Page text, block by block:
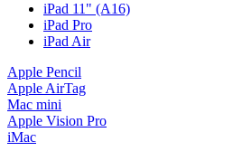
iPad 11" (A16)
iPad Pro
iPad Air
Apple Pencil
Apple AirTag
Mac mini
Apple Vision Pro
iMac